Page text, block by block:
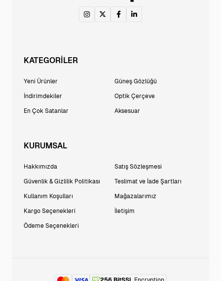
KATEGORİLER
Yeni Ürünler
İndirimdekiler
En Çok Satanlar
Güneş Gözlüğü
Optik Çerçeve
Aksesuar
KURUMSAL
Hakkımızda
Güvenlik & Gizlilik Politikası
Kullanım Koşulları
Kargo Seçenekleri
Ödeme Seçenekleri
Satış Sözleşmesi
Teslimat ve İade Şartları
Mağazalarımız
İletişim